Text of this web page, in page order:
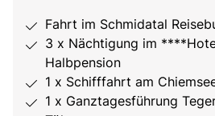
Fahrt im Schmidatal
3 x Nächtigung im
Halbpension
1 x Schifffahrt am
1 x Ganztagesführung